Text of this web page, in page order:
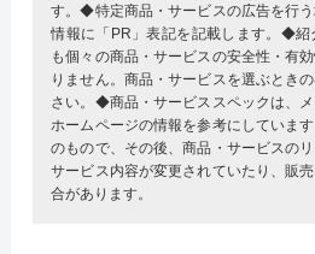
す。◆特定商品・サービスの広告を行
情報に「PR」表記を記載します。◆紹
も個々の商品・サービスの安全性・有
りません。商品・サービスを選ぶとき
さい。◆商品・サービススペックは、
ホームページの情報を参考にしていま
のもので、その後、商品・サービスの
サービス内容が変更されていたり、販
合があります。